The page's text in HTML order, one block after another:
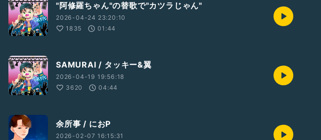
"阿修羅ちゃん"の替歌で"カツラじゃん"
2026-04-24 23:20:10
1835
01:44
SAMURAI / タッキー&翼
2026-04-19 19:56:18
3620
04:44
余所事 / におP
2026-02-07 16:15:31